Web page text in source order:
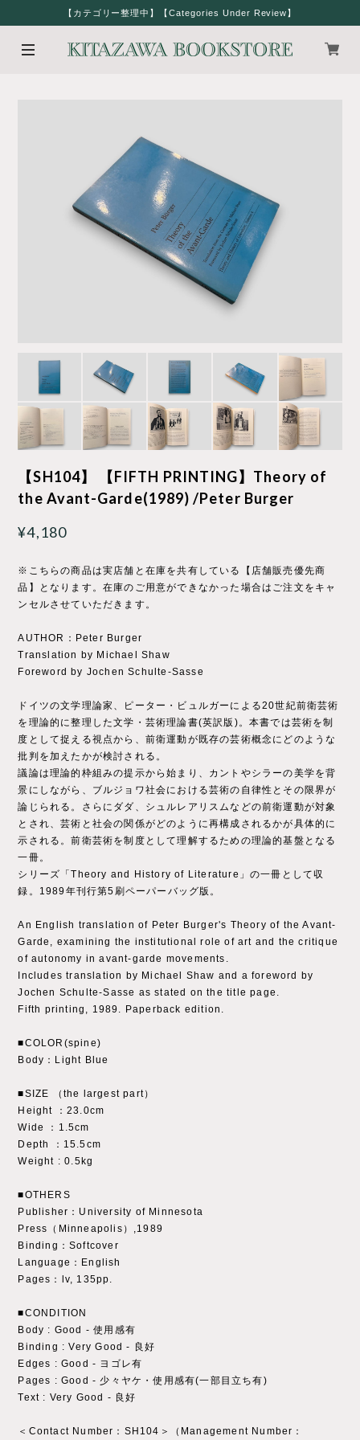
【カテゴリー整理中】【Categories Under Review】
【SH104】 【FIFTH PRINTING】Theory of
the Avant-Garde(1989) /Peter Burger
¥4,180
※こちらの商品は実店舗と在庫を共有している【店舗販売優先商
品】となります。在庫のご用意ができなかった場合はご注文をキャ
ンセルさせていただきます。
AUTHOR：Peter Burger
Translation by Michael Shaw
Foreword by Jochen Schulte-Sasse
ドイツの文学理論家、ピーター・ビュルガーによる20世紀前衛芸術
を理論的に整理した文学・芸術理論書(英訳版)。本書では芸術を制
度として捉える視点から、前衛運動が既存の芸術概念にどのような
批判を加えたかが検討される。
議論は理論的枠組みの提示から始まり、カントやシラーの美学を背
景にしながら、ブルジョワ社会における芸術の自律性とその限界が
論じられる。さらにダダ、シュルレアリスムなどの前衛運動が対象
とされ、芸術と社会の関係がどのように再構成されるかが具体的に
示される。前衛芸術を制度として理解するための理論的基盤となる
一冊。
シリーズ「Theory and History of Literature」の一冊として収
録。1989年刊行第5刷ペーパーバッグ版。
An English translation of Peter Burger's Theory of the Avant-
Garde, examining the institutional role of art and the critique
of autonomy in avant-garde movements.
Includes translation by Michael Shaw and a foreword by
Jochen Schulte-Sasse as stated on the title page.
Fifth printing, 1989. Paperback edition.
■COLOR(spine)
Body：Light Blue
■SIZE （the largest part）
Height ：23.0cm
Wide ：1.5cm
Depth ：15.5cm
Weight : 0.5kg
■OTHERS
Publisher：University of Minnesota
Press（Minneapolis）,1989
Binding：Softcover
Language：English
Pages：lv, 135pp.
■CONDITION
Body : Good - 使用感有
Binding : Very Good - 良好
Edges : Good - ヨゴレ有
Pages : Good - 少々ヤケ・使用感有(一部目立ち有)
Text : Very Good - 良好
＜Contact Number：SH104＞（Management Number：